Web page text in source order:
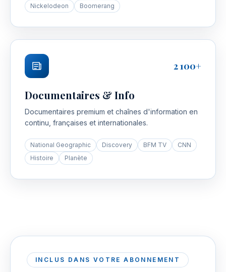
Nickelodeon
Boomerang
2 100+
Documentaires & Info
Documentaires premium et chaînes d'information en
continu, françaises et internationales.
National Geographic Discovery BFM TV
CNN
Histoire
Planète
INCLUS DANS VOTRE ABONNEMENT